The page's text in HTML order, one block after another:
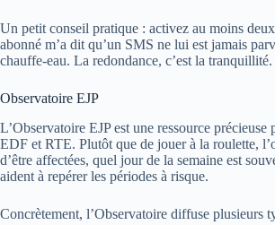
Un petit conseil pratique : activez au moins
abonné m’a dit qu’un SMS ne lui est jamais
chauffe‑eau. La redondance, c’est la tranquillité.
Observatoire EJP
L’Observatoire EJP est une ressource
EDF et RTE. Plutôt que de jouer à la roulette,
d’être affectées, quel jour de la semaine est
aident à repérer les périodes à risque.
Concrètement, l’Observatoire diffuse plusieurs